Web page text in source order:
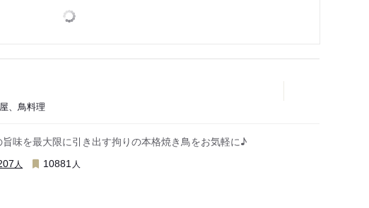
、鳥料理
旨味を最大限に引き出す拘りの本格焼き鳥をお気軽に♪
人 10881 人